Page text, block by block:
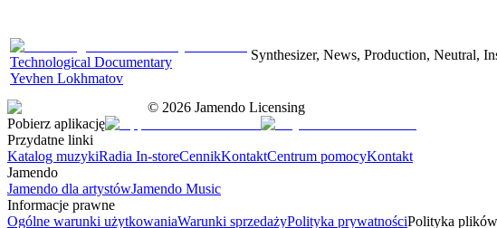
Technological Documentary
Yevhen Lokhmatov
Synthesizer, News, Production, Neutral,
© 2026 Jamendo Licensing
Pobierz aplikację
Przydatne linki
Katalog muzykiRadia In-storeCennikKontaktCentrum pomocyKontakt
Jamendo
Jamendo dla artystówJamendo Music
Informacje prawne
Ogólne warunki użytkowaniaWarunki sprzedażyPolityka prywatnościPolityka